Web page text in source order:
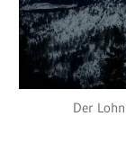
Der